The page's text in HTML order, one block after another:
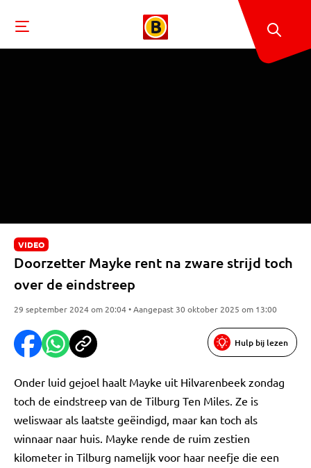
VIDEO
Doorzetter Mayke rent na zware strijd toch
over de eindstreep
29 september 2024 om 20:04 • Aangepast 30 oktober 2025 om 13:00
Hulp bij lezen
Onder luid gejoel haalt Mayke uit Hilvarenbeek zondag
toch de eindstreep van de Tilburg Ten Miles. Ze is
weliswaar als laatste geëindigd, maar kan toch als
winnaar naar huis. Mayke rende de ruim zestien
kilometer in Tilburg namelijk voor haar neefje die een